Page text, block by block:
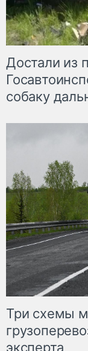
Достали из
собаку
Три схемы
эксперта